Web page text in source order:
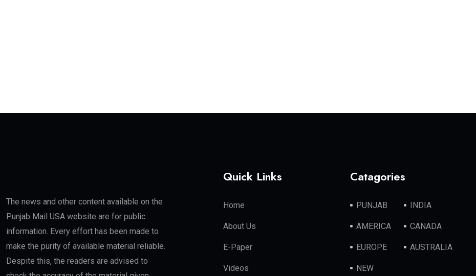
The news and other content available on the
Punjab Mail USA website are for public
information. Every effort has been made to
make the purity of available material reliable.
Despite this, the readers are advised to
Quick Links
Home
About Us
E-Paper
Videos
Catagories
PUNJAB INDIA
AMERICA CANADA
EUROPE AUSTRALIA
NEW